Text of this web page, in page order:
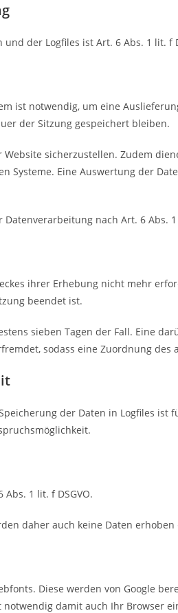
der Logfiles ist Art. 6 Abs. 1 lit. f
ist notwendig, um eine
der Sitzung gespeichert bleiben.
sicherzustellen. Zudem
Eine Auswertung der
nach Art. 6 Abs. 1
ihrer Erhebung nicht mehr
beendet ist.
sieben Tagen der Fall. Eine
sodass eine Zuordnung
der Daten in Logfiles
1 lit. f DSGVO.
daher auch keine Daten
Diese werden von Google
damit auch Ihr Browser